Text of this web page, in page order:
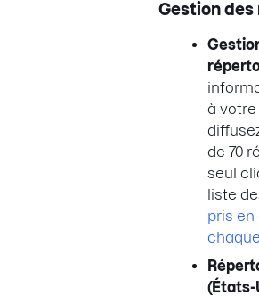
Gestion
à
de 70
seul
liste
pris en
(États-